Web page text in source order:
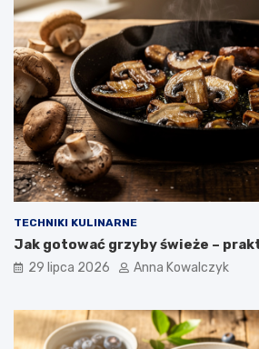
TECHNIKI KULINARNE
Jak gotować grzyby świeże –
29 lipca 2026 Anna Kowalczyk